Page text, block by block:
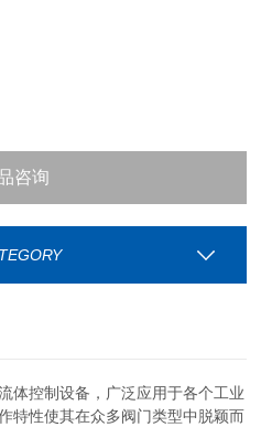
咨询
下载
我们
控制设备，广泛应用于各个工业
特性使其在众多阀门类型中脱颖而